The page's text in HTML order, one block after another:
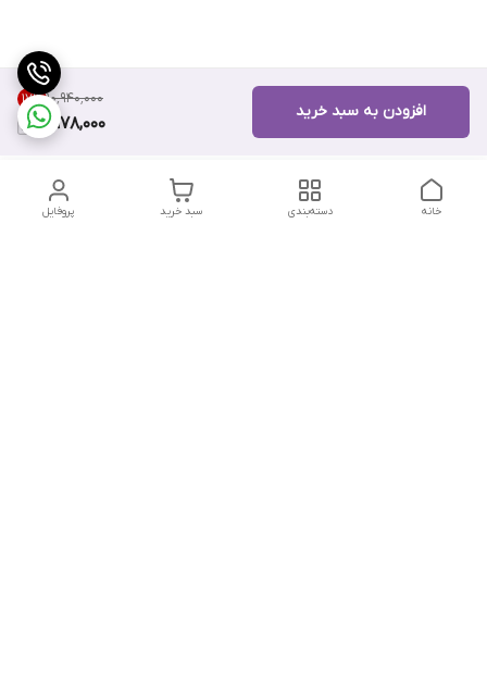
۱۰٬۹۴۰٬۰۰۰ 17%
8,978,000
افزودن به سبد خرید
پروفایل سبد خرید دسته‌بندی خانه